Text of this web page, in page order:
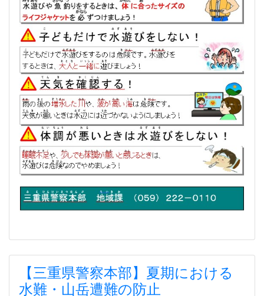
【三重県警察本部】夏期における
水難・山岳遭難の防止